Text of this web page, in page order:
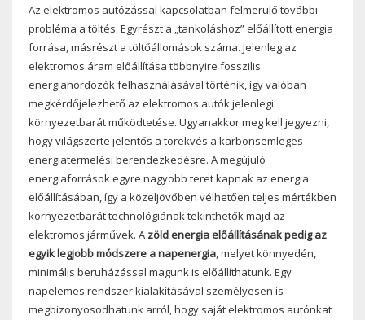
Az elektromos autózással kapcsolatban felmerülő további
probléma a töltés. Egyrészt a „tankoláshoz” előállított energia
forrása, másrészt a töltőállomások száma. Jelenleg az
elektromos áram előállítása többnyire fosszilis
energiahordozók felhasználásával történik, így valóban
megkérdőjelezhető az elektromos autók jelenlegi
környezetbarát működtetése. Ugyanakkor meg kell jegyezni,
hogy világszerte jelentős a törekvés a karbonsemleges
energiatermelési berendezkedésre. A megújuló
energiaforrások egyre nagyobb teret kapnak az energia
előállításában, így a közeljövőben vélhetően teljes mértékben
környezetbarát technológiának tekinthetők majd az
elektromos járművek. A zöld energia előállításának pedig az
egyik legjobb módszere a napenergia, melyet könnyedén,
minimális beruházással magunk is előállíthatunk. Egy
napelemes rendszer kialakításával személyesen is
megbizonyosodhatunk arról, hogy saját elektromos autónkat